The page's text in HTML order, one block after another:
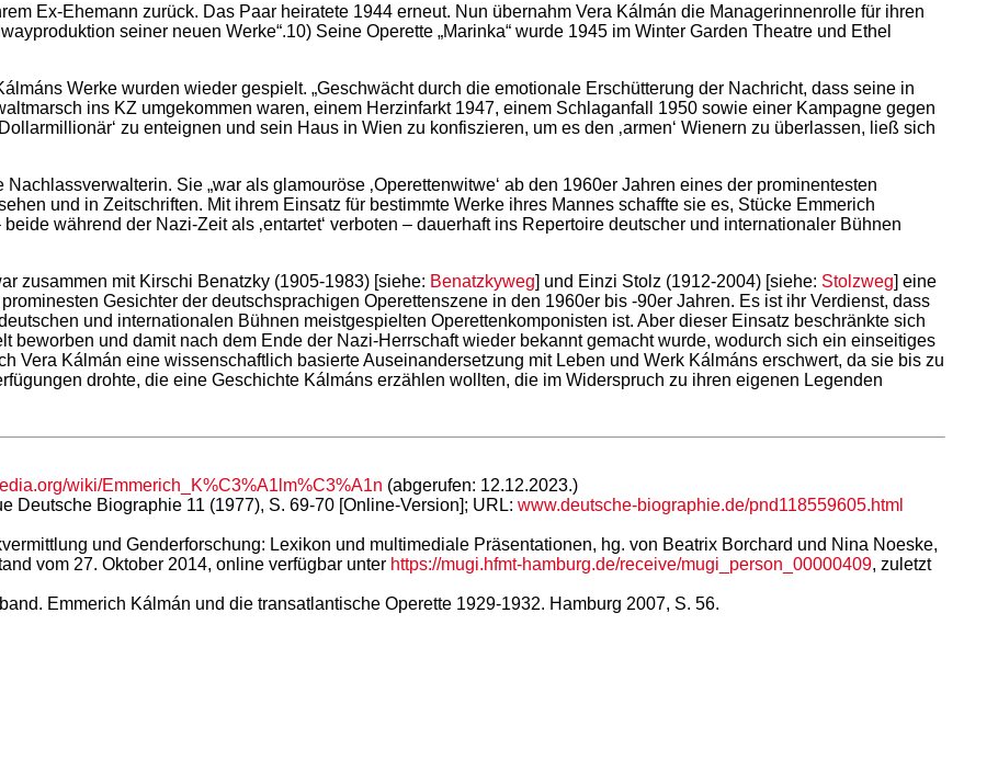
Ex-Ehemann zurück. Das Paar heiratete 1944 erneut. Nun übernahm Vera Kálmán die Managerinnenrolle für ihren
seiner neuen Werke“.10) Seine Operette „Marinka“ wurde 1945 im Winter Garden Theatre und Ethel
Werke wurden wieder gespielt. „Geschwächt durch die emotionale Erschütterung der Nachricht, dass seine in
ins KZ umgekommen waren, einem Herzinfarkt 1947, einem Schlaganfall 1950 sowie einer Kampagne gegen
zu enteignen und sein Haus in Wien zu konfiszieren, um es den ‚armen‘ Wienern zu überlassen, ließ sich
Sie „war als glamouröse ‚Operettenwitwe‘ ab den 1960er Jahren eines der prominentesten
und in Zeitschriften. Mit ihrem Einsatz für bestimmte Werke ihres Mannes schaffte sie es, Stücke Emmerich
beide während der Nazi-Zeit als ‚entartet‘ verboten – dauerhaft ins Repertoire deutscher und internationaler Bühnen
zusammen mit Kirschi Benatzky (1905-1983) [siehe: Benatzkyweg] und Einzi Stolz (1912-2004) [siehe: Stolzweg] eine
Gesichter der deutschsprachigen Operettenszene in den 1960er bis -90er Jahren. Es ist ihr Verdienst, dass
und internationalen Bühnen meistgespielten Operettenkomponisten ist. Aber dieser Einsatz beschränkte sich
beworben und damit nach dem Ende der Nazi-Herrschaft wieder bekannt gemacht wurde, wodurch sich ein einseitiges
Vera Kálmán eine wissenschaftlich basierte Auseinandersetzung mit Leben und Werk Kálmáns erschwert, da sie bis zu
drohte, die eine Geschichte Kálmáns erzählen wollten, die im Widerspruch zu ihren eigenen Legenden
wiki/Emmerich_K%C3%A1lm%C3%A1n (abgerufen: 12.12.2023.)
Deutsche Biographie 11 (1977), S. 69-70 [Online-Version]; URL: www.deutsche-biographie.de/pnd118559605.html
und Genderforschung: Lexikon und multimediale Präsentationen, hg. von Beatrix Borchard und Nina Noeske,
vom 27. Oktober 2014, online verfügbar unter https://mugi.hfmt-hamburg.de/receive/mugi_person_00000409, zuletzt
Emmerich Kálmán und die transatlantische Operette 1929-1932. Hamburg 2007, S. 56.